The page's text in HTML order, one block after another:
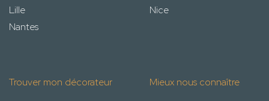
Lille
Nice
Nantes
Trouver mon décorateur Mieux nous connaître